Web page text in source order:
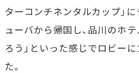
ターコンチネンタルカップ」
ューバから帰国し、品川のホ
ろう」といった感じでロビー
た。